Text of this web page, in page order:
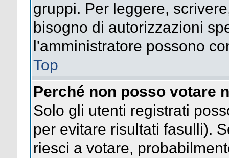
gruppi. Per leggere,
bisogno di autorizzazioni
l'amministratore possono
Top
Perché non posso votare
Solo gli utenti registrati
per evitare risultati fasulli).
riesci a votare,